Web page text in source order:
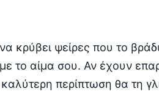
κρύβει ψείρες που το
το αίμα σου. Αν έχουν
περίπτωση θα τη